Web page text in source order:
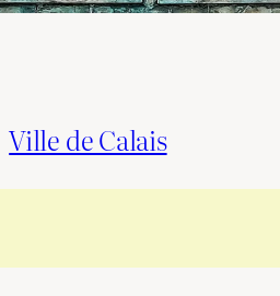
Ville de Calais